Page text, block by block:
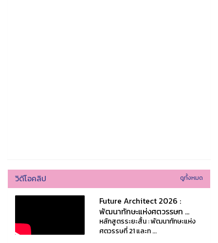
วิดีโอคลิป ดูทั้งหมด
Future Architect 2026 :
พัฒนาทักษะแห่งศตวรรษท ...
หลักสูตรระยะสั้น : พัฒนาทักษะแห่ง
ศตวรรษที่ 21 และท ...